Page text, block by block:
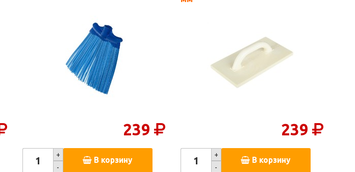
239
+
-
В корзину
239
+
-
В корзину